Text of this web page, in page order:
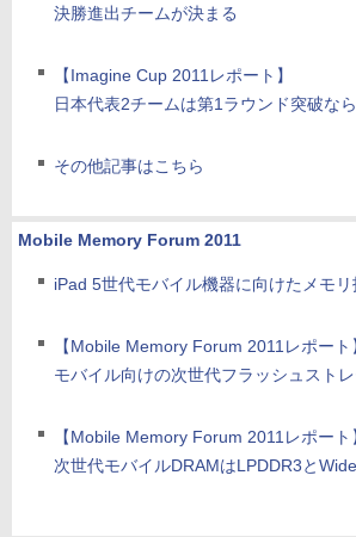
決勝進出チームが決まる
【Imagine Cup 2011レポート】
日本代表2チームは第1ラウンド突破な
その他記事はこちら
Mobile Memory Forum 2011
iPad 5世代モバイル機器に向けたメモリ
【Mobile Memory Forum 2011レポート
モバイル向けの次世代フラッシュストレ
【Mobile Memory Forum 2011レポート
次世代モバイルDRAMはLPDDR3と